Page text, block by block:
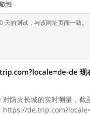
性
天的测试，与该网址页面一致。
de 现
防火长城的实时测量，截
https://